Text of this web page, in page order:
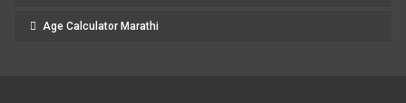
Age Calculator Marathi